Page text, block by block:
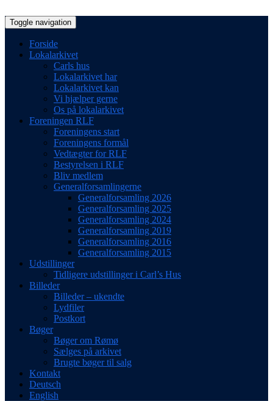
Toggle navigation
Forside
Lokalarkivet
Carls hus
Lokalarkivet har
Lokalarkivet kan
Vi hjælper gerne
Os på lokalarkivet
Foreningen RLF
Foreningens start
Foreningens formål
Vedtægter for RLF
Bestyrelsen i RLF
Bliv medlem
Generalforsamlingerne
Generalforsamling 2026
Generalforsamling 2025
Generalforsamling 2024
Generalforsamling 2019
Generalforsamling 2016
Generalforsamling 2015
Udstillinger
Tidligere udstillinger i Carl’s Hus
Billeder
Billeder – ukendte
Lydfiler
Postkort
Bøger
Bøger om Rømø
Sælges på arkivet
Brugte bøger til salg
Kontakt
Deutsch
English